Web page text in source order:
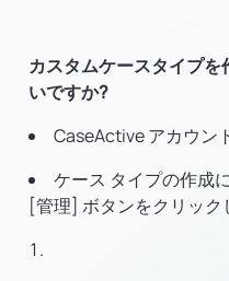
カスタムケースタイプ
いですか?
CaseActive アカウン
ケース タイプの作成
[管理] ボタンをクリック